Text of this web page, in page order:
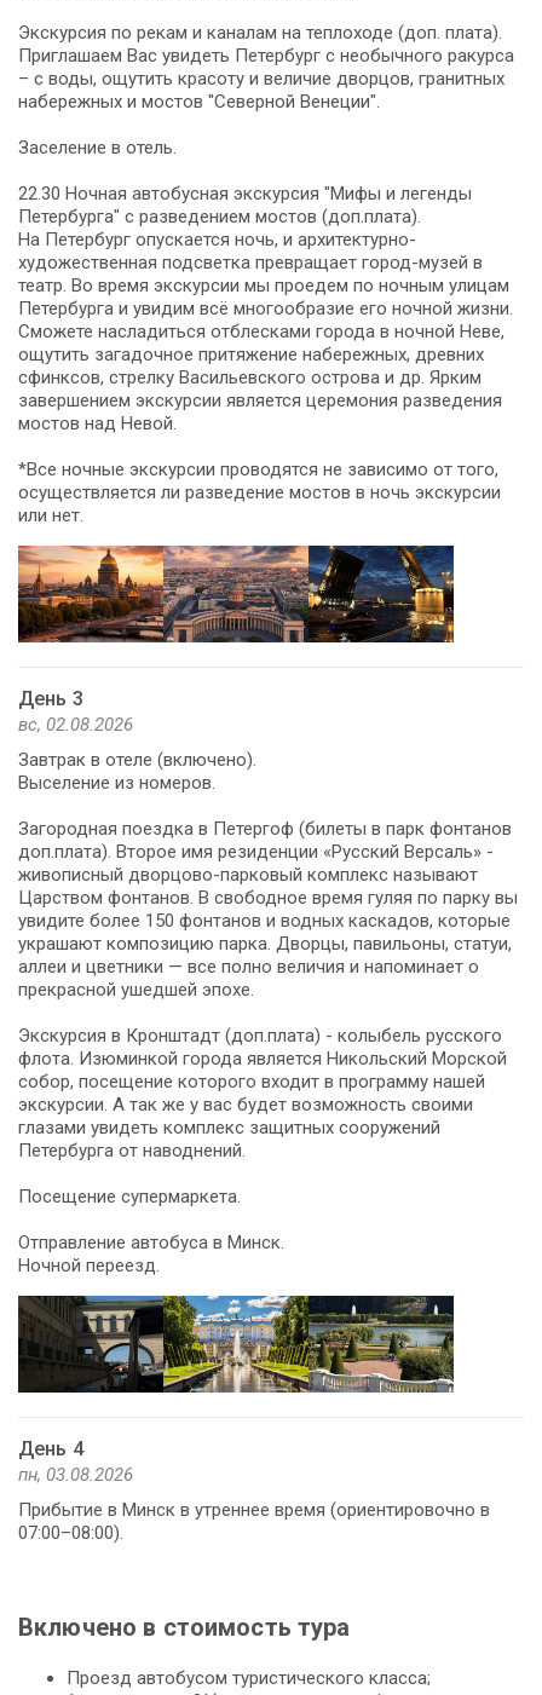
Экскурсия по рекам и каналам на теплоходе (доп. плата).
Приглашаем Вас увидеть Петербург с необычного ракурса
– с воды, ощутить красоту и величие дворцов, гранитных
набережных и мостов "Северной Венеции".
Заселение в отель.
22.30 Ночная автобусная экскурсия "Мифы и легенды
Петербурга" с разведением мостов (доп.плата).
На Петербург опускается ночь, и архитектурно-
художественная подсветка превращает город-музей в
театр. Во время экскурсии мы проедем по ночным улицам
Петербурга и увидим всё многообразие его ночной жизни.
Сможете насладиться отблесками города в ночной Неве,
ощутить загадочное притяжение набережных, древних
сфинксов, стрелку Васильевского острова и др. Ярким
завершением экскурсии является церемония разведения
мостов над Невой.
*Все ночные экскурсии проводятся не зависимо от того,
осуществляется ли разведение мостов в ночь экскурсии
или нет.
День 3
вс, 02.08.2026
Завтрак в отеле (включено).
Выселение из номеров.
Загородная поездка в Петергоф (билеты в парк фонтанов
доп.плата). Второе имя резиденции «Русский Версаль» -
живописный дворцово-парковый комплекс называют
Царством фонтанов. В свободное время гуляя по парку вы
увидите более 150 фонтанов и водных каскадов, которые
украшают композицию парка. Дворцы, павильоны, статуи,
аллеи и цветники — все полно величия и напоминает о
прекрасной ушедшей эпохе.
Экскурсия в Кронштадт (доп.плата) - колыбель русского
флота. Изюминкой города является Никольский Морской
собор, посещение которого входит в программу нашей
экскурсии. А так же у вас будет возможность своими
глазами увидеть комплекс защитных сооружений
Петербурга от наводнений.
Посещение супермаркета.
Отправление автобуса в Минск.
Ночной переезд.
День 4
пн, 03.08.2026
Прибытие в Минск в утреннее время (ориентировочно в
07:00–08:00).
Включено в стоимость тура
Проезд автобусом туристического класса;